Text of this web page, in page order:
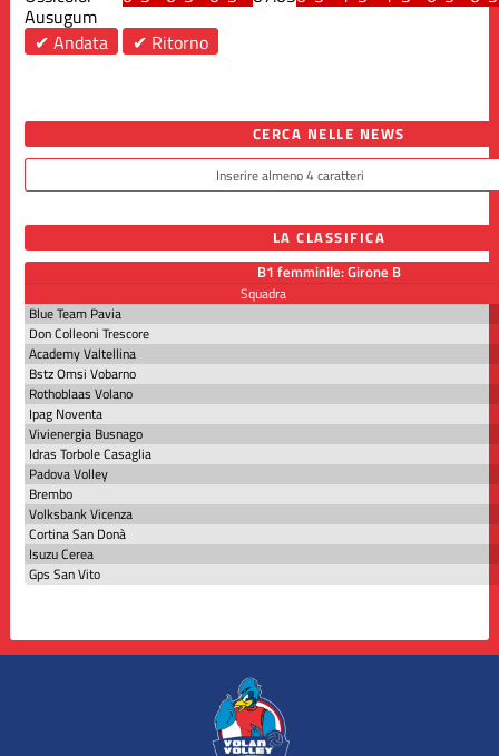
Ausugum
✔ Andata
✔ Ritorno
CERCA NELLE NEWS
LA CLASSIFICA
B1 femminile: Girone B
Squadra
Blue Team Pavia
Don Colleoni Trescore
Academy Valtellina
Bstz Omsi Vobarno
Rothoblaas Volano
Ipag Noventa
Vivienergia Busnago
Idras Torbole Casaglia
Padova Volley
Brembo
Volksbank Vicenza
Cortina San Donà
Isuzu Cerea
Gps San Vito